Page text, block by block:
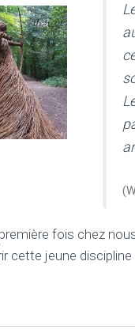
fois chez
cette jeune